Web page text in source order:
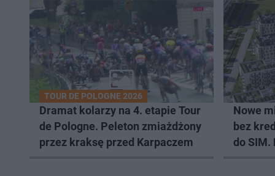
TOUR DE POLOGNE 2026
Dramat kolarzy na 4. etapie Tour
de Pologne. Peleton zmiażdżony
przez kraksę przed Karpaczem
Nowe
bez
do SIM.